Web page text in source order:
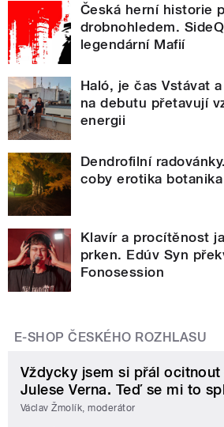
Česká herní historie
drobnohledem.
legendární Mafií
Haló, je čas Vstávat
na debutu přetavují
energii
Dendrofilní
coby erotika botanika
Klavír a procítěnost
prken. Edúv Syn
Fonosession
E-SHOP ČESKÉHO ROZHLASU
Vždycky jsem si přál ocitnout
Julese Verna. Teď se mi to
Václav Žmolík, moderátor